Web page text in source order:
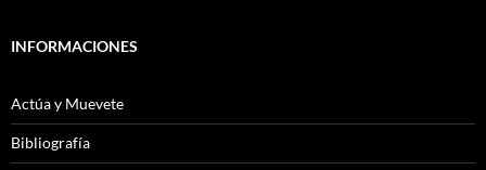
INFORMACIONES
Actúa y Muevete
Bibliografía